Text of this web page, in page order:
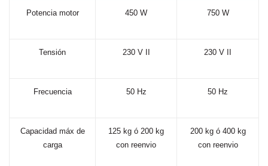
E
ERI
ER
A
Potencia motor 450 W 750 W
Tensión 230 V 230 V
Frecuencia 50 Hz 50 Hz
Capacidad máx de
carga
125 kg ó 200 kg
con reenvio
200 kg ó 400 kg
con reenvio